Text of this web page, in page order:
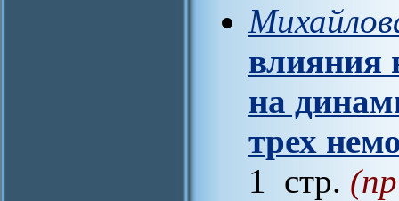
влияния
на
трех
1 стр.